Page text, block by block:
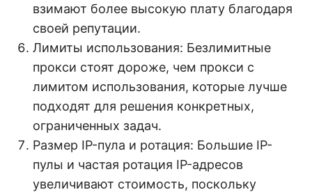
взимают более высокую плату благодаря
своей репутации.
Лимиты использования: Безлимитные
прокси стоят дороже, чем прокси с
лимитом использования, которые лучше
подходят для решения конкретных,
ограниченных задач.
Размер IP-пула и ротация: Большие IP-
пулы и частая ротация IP-адресов
увеличивают стоимость, поскольку